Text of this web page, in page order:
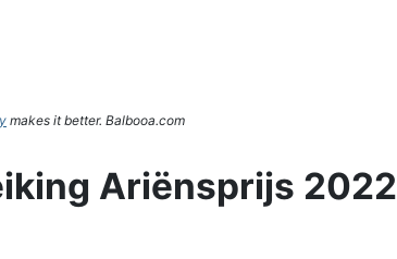
makes it better. Balbooa.com
Ariënsprijs 2022